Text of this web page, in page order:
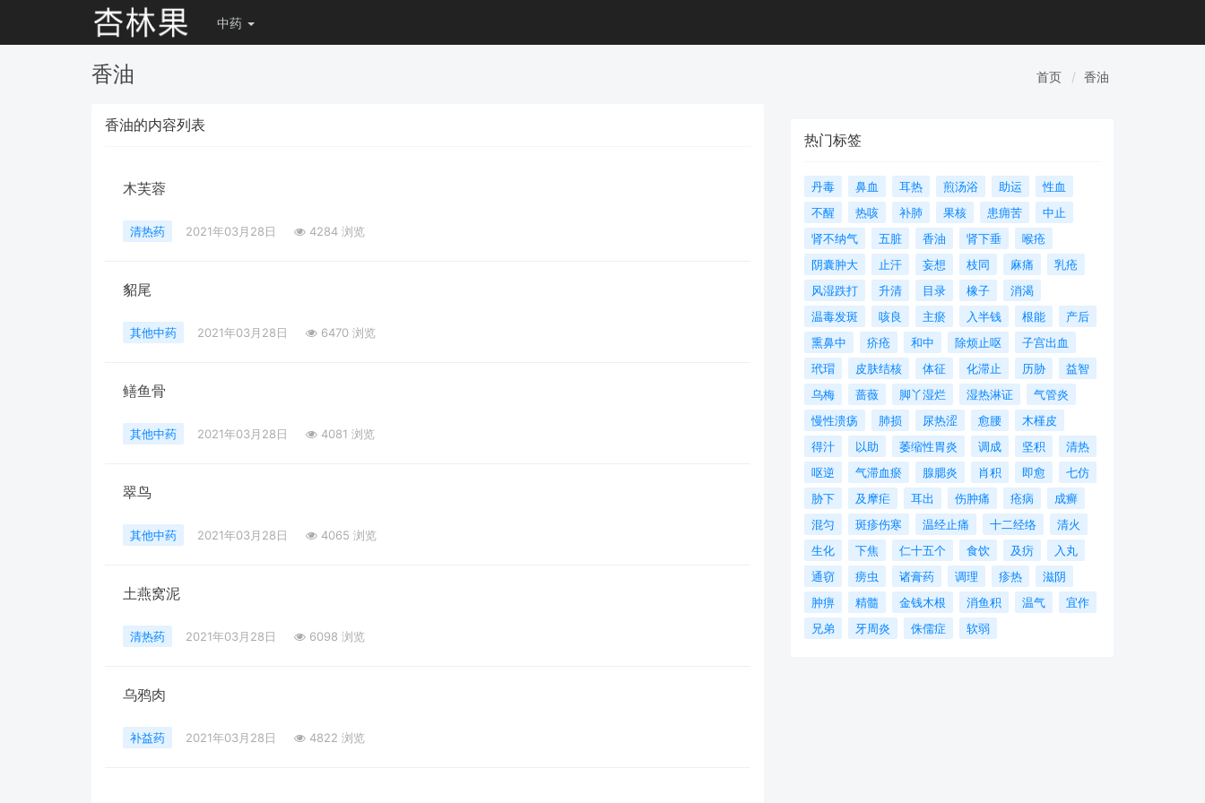
中药
香油 首页 香油
香油的内容列表
木芙蓉
清热药 2021年03月28日 4284 浏览
貂尾
其他中药 2021年03月28日 6470 浏览
鳝鱼骨
其他中药 2021年03月28日 4081 浏览
翠鸟
其他中药 2021年03月28日 4065 浏览
土燕窝泥
清热药 2021年03月28日 6098 浏览
乌鸦肉
补益药 2021年03月28日 4822 浏览
热门标签
丹毒 鼻血 耳热 煎汤浴 助运
性血
不醒
热咳 补肺 果核 患痈苦
中止
肾不纳气
五脏 香油 肾下垂
喉疮
阴囊肿大
止汗 妄想 枝同 麻痛
乳疮
风湿跌打
升清 目录 橡子
消渴
温毒发斑
咳良 主瘀 入半钱 根能
产后
熏鼻中
疥疮 和中 除烦止呕
子宫出血
玳瑁
皮肤结核 体征 化滞止 历胁
益智
乌梅
蔷薇 脚丫湿烂 湿热淋证
气管炎
慢性溃疡
肺损 尿热涩 愈腰
木槿皮
得汁
以助 萎缩性胃炎 调成 坚积
清热
呕逆
气滞血瘀 腺腮炎 肖积 即愈
七仿
胁下
及摩疟 耳出 伤肿痛 疮病
成癣
混匀
斑疹伤寒 温经止痛 十二经络
清火
生化
下焦 仁十五个 食饮 及疠
入丸
通窃
痨虫 诸膏药 调理 疹热
滋阴
肿痹
精髓 金钱木根 消鱼积 温气
宜作
兄弟
牙周炎 侏儒症 软弱